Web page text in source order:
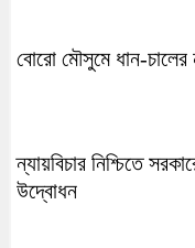
বোরো মৌসুমে ধান-
ন্যায়বিচার নিশ্চিতে
উদ্বোধন